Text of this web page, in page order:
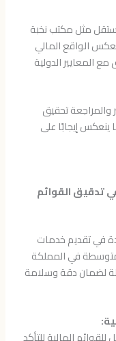
مثل مكتب نخبة
الواقع المالي
المعايير الدولية
والمراجعة تحقيق
ينعكس إيجابًا على
تدقيق القوائم
في تقديم خدمات
في المملكة
لضمان دقة وسلامة